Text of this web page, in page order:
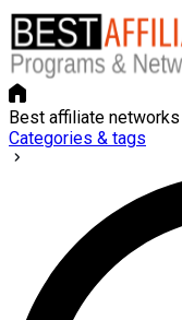
Best affiliate networks
Categories & tags